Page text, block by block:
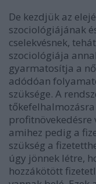
De kezdjük az
szociológiájának
cselekvésnek,
szociológiája
gyarmatosítja a
adódóan
szüksége. A
profitnövekedésre
amihez pedig a
szükség a
úgy jönnek létre,
hozzákötött